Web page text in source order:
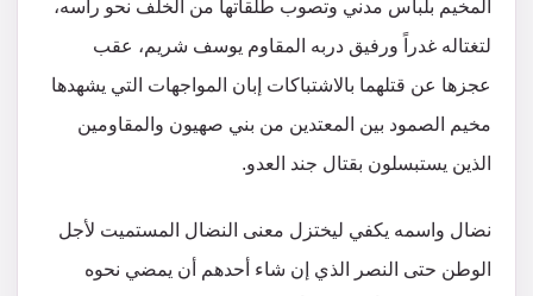
المخيم بلباس مدني وتصوب طلقاتها من الخلف نحو رأسه،
لتغتاله غدراً ورفيق دربه المقاوم يوسف شريم، عقب
عجزها عن قتلهما بالاشتباكات إبان المواجهات التي يشهدها
مخيم الصمود بين المعتدين من بني صهيون والمقاومين
الذين يستبسلون بقتال جند العدو.
نضال واسمه يكفي ليختزل معنى النضال المستميت لأجل
الوطن حتى النصر الذي إن شاء أحدهم أن يمضي نحوه